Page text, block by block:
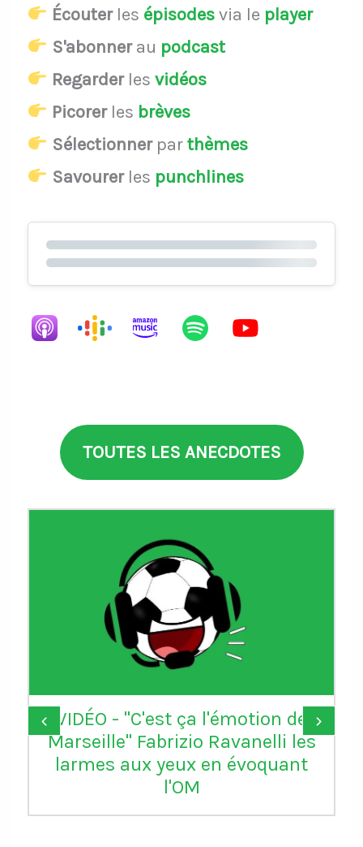
Écouterles épisodesvia le player
S'abonnerau podcast
Regarderles vidéos
Picorerles brèves
Sélectionnerparthèmes
Savourerles punchlines
TOUTES LES ANECDOTES
VIDÉO - "C'est ça l'émotion de
Marseille" Fabrizio Ravanelli les
larmes aux yeux en évoquant
l'OM
‹ ›